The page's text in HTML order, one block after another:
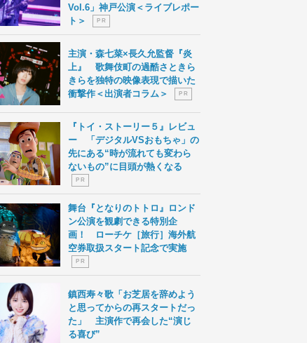
Vol.6」神戸公演＜ライブレポー
ト＞
P R
主演・森七菜×長久允監督『炎
上』 歌舞伎町の過酷さときら
きらを独特の映像表現で描いた
衝撃作＜出演者コラム＞
P R
『トイ・ストーリー５』レビュ
ー 「デジタルVSおもちゃ」の
先にある“時が流れても変わら
ないもの”に目頭が熱くなる
P R
舞台『となりのトトロ』ロンド
ン公演を観劇できる特別企
画！ ローチケ［旅行］海外航
空券取扱スタート記念で実施
P R
鎮西寿々歌「お芝居を辞めよう
と思ってからの再スタートだっ
た」 主演作で再会した“演じ
る喜び”